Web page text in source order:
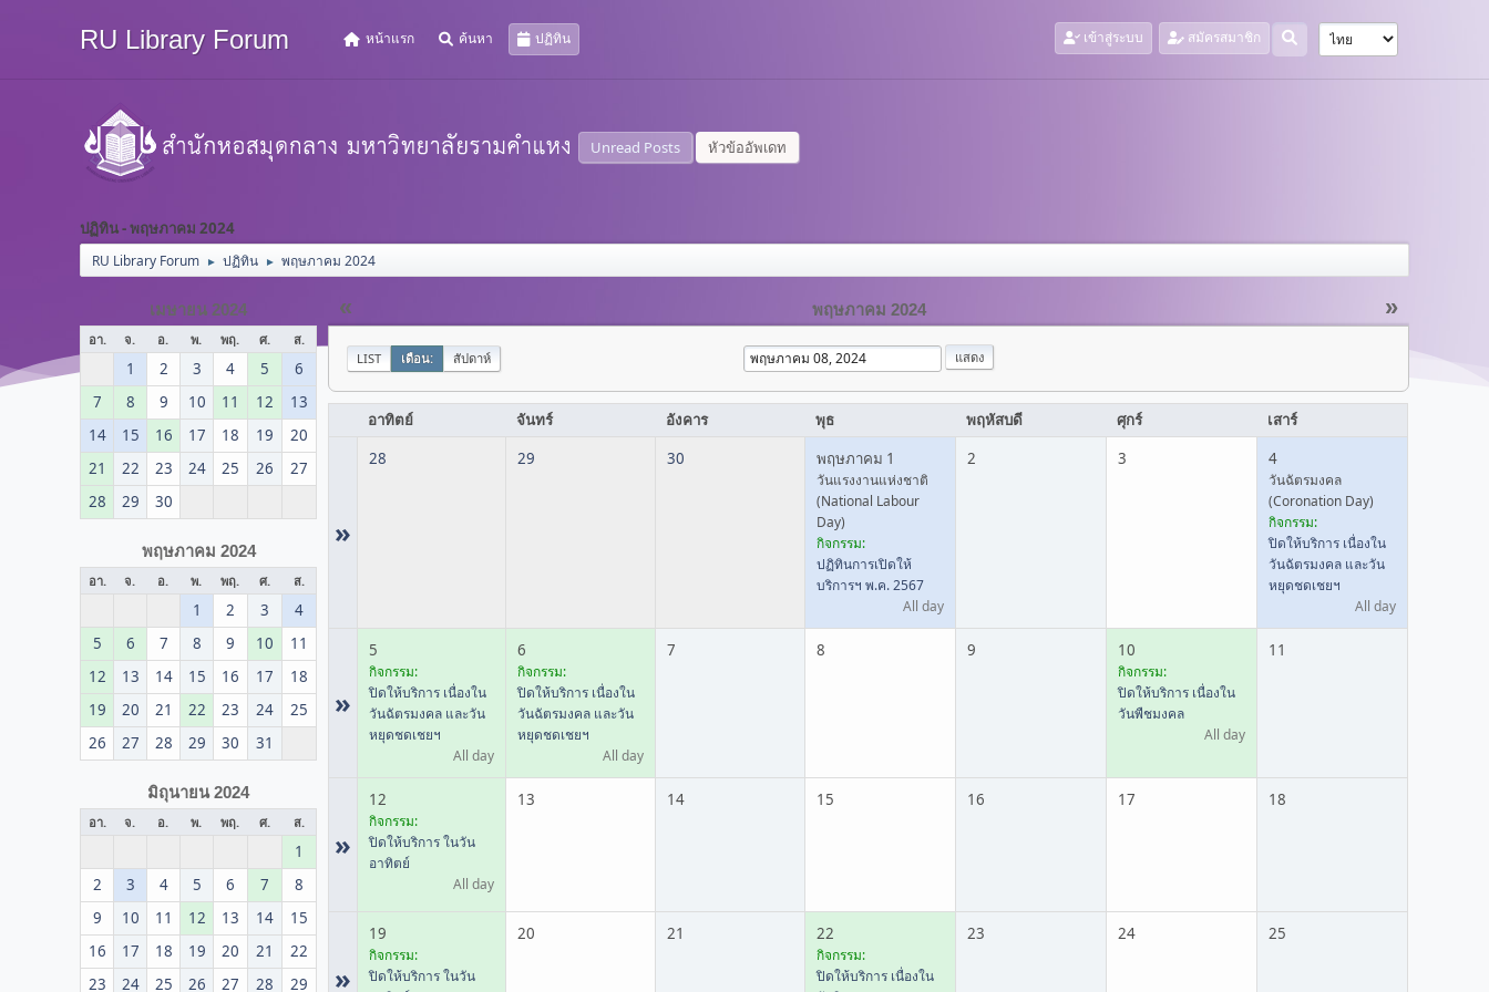
RU Library Forum หน้าแรก ค้นหา ปฏิทิน เข้าสู่ระบบ สมัครสมาชิก
Unread Posts หัวข้ออัพเดท
ปฏิทิน - พฤษภาคม 2024
RU Library Forum ► ปฏิทิน ► พฤษภาคม 2024
เมษายน 2024
อา. จ. อ. พ. พฤ. ศ. ส.
1 2 3 4 5
6
7
8 9 10 11 12
13
14
15 16 17 18 19
20
21
22 23 24 25 26
27
28
29 30
พฤษภาคม 2024
อา. จ. อ. พ. พฤ. ศ. ส.
1 2 3
4
5
6 7 8 9 10
11
12
13 14 15 16 17
18
19
20 21 22 23 24
25
26
27 28 29 30 31
มิถุนายน 2024
อา. จ. อ. พ. พฤ. ศ. ส.
1
2
3 4 5 6 7
8
9
10 11 12 13 14
15
16
17 18 19 20 21
22
23
24 25 26 27 28 29
« »
พฤษภาคม 2024
LIST เดือน: สัปดาห์
อาทิตย์ จันทร์ อังคาร พุธ พฤหัสบดี ศุกร์ เสาร์
»
28 29 30 พฤษภาคม 1
วันแรงงานแห่งชาติ
(National Labour
Day)
กิจกรรม:
ปฏิทินการเปิดให้
บริการฯ พ.ค. 2567
All day
2 3 4
วันฉัตรมงคล
(Coronation Day)
กิจกรรม:
ปิดให้บริการ เนื่องใน
วันฉัตรมงคล และวัน
หยุดชดเชยฯ
All day
»
5
กิจกรรม:
ปิดให้บริการ เนื่องใน
วันฉัตรมงคล และวัน
หยุดชดเชยฯ
All day
6
กิจกรรม:
ปิดให้บริการ เนื่องใน
วันฉัตรมงคล และวัน
หยุดชดเชยฯ
All day
7 8 9 10
กิจกรรม:
ปิดให้บริการ เนื่องใน
วันพืชมงคล
All day
11
»
12
กิจกรรม:
ปิดให้บริการ ในวัน
อาทิตย์
All day
13 14 15 16 17 18
»
19
กิจกรรม:
ปิดให้บริการ ในวัน
20 21 22
กิจกรรม:
ปิดให้บริการ เนื่องใน
23 24 25